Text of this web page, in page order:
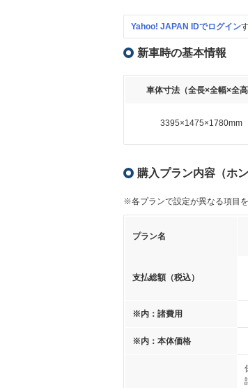
Yahoo! JAPAN IDでログイン
新車時の基本情報
車体寸法（全長×全幅×全高
3395×1475×1780mm
購入プラン内容（ホ
※各プランで設定が異なる項目
プラン名
支払総額（税込）
※内：諸費用
※内：本体価格